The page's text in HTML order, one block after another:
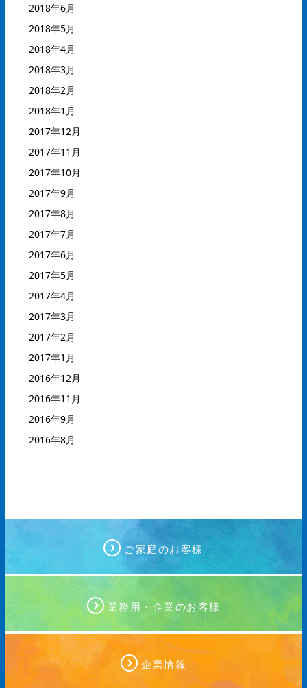
2018年6月
2018年5月
2018年4月
2018年3月
2018年2月
2018年1月
2017年12月
2017年11月
2017年10月
2017年9月
2017年8月
2017年7月
2017年6月
2017年5月
2017年4月
2017年3月
2017年2月
2017年1月
2016年12月
2016年11月
2016年9月
2016年8月
ご家庭のお客様
業務用・企業のお客様
企業情報